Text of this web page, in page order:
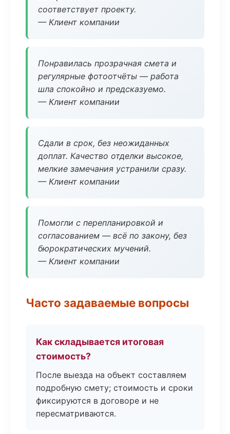
соответствует проекту.
— Клиент компании
Понравилась прозрачная смета и
регулярные фотоотчёты — работа
шла спокойно и предсказуемо.
— Клиент компании
Сдали в срок, без неожиданных
доплат. Качество отделки высокое,
мелкие замечания устранили сразу.
— Клиент компании
Помогли с перепланировкой и
согласованием — всё по закону, без
бюрократических мучений.
— Клиент компании
Часто задаваемые вопросы
Как складывается итоговая
стоимость?
После выезда на объект составляем
подробную смету; стоимость и сроки
фиксируются в договоре и не
пересматриваются.